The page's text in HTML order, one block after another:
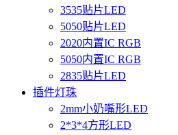
3535贴片LED
5050贴片LED
2020内置IC RGB
5050内置IC RGB
2835贴片LED
插件灯珠
2mm小奶嘴形LED
2*3*4方形LED